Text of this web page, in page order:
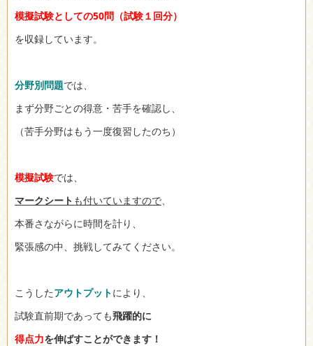
模擬試験としての50問（試験１回分）
を収録しています。
分野別問題では、
まず分野ごとの得意・苦手を確認し、
（苦手分野はもう一度復習したのち）
模擬試験では、
マークシート も付いていますので
本番さながらに時間を計り、
緊張感の中、挑戦してみてください。
こうしたアウトプットにより、
試験直前期であっても飛躍的に
得点力を伸ばすことができます！